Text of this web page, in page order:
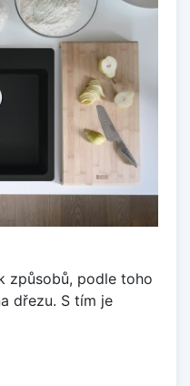
způsobů, podle toho
dřezu. S tím je